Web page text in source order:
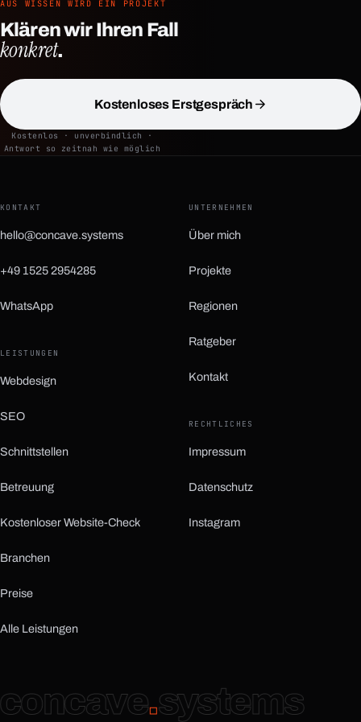
AUS WISSEN WIRD EIN PROJEKT
Klären wir Ihren Fall
konkret.
Kostenloses Erstgespräch
Kostenlos · unverbindlich ·
Antwort so zeitnah wie möglich
KONTAKT
hello@concave.systems
+49 1525 2954285
WhatsApp
(öffnet in neuem Tab)
LEISTUNGEN
Webdesign
SEO
Schnittstellen
Betreuung
Kostenloser Website-Check
Branchen
Preise
Alle Leistungen
UNTERNEHMEN
Über mich
Projekte
Regionen
Ratgeber
Kontakt
RECHTLICHES
Impressum
Datenschutz
Instagram
(öffnet in neuem Tab)
.systems